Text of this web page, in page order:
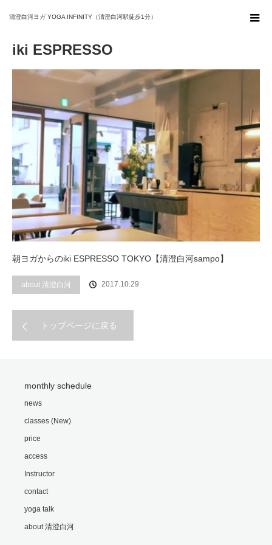
清澄白河ヨガ YOGA INFINITY（清澄白河駅徒歩1分）
iki ESPRESSO
iki ESPRESSO
朝ヨガからのiki ESPRESSO TOKYO【清澄白河sampo】
about 清澄白河 2017.10.29
トップページに戻る
monthly schedule
news
classes (New)
price
access
Instructor
contact
yoga talk
about 清澄白河